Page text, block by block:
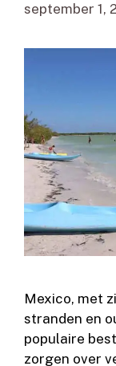
september 1,
Mexico, met
stranden en
populaire
zorgen over